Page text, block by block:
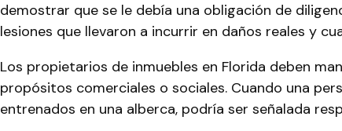
demostrar que se le debía una obligación de
lesiones que llevaron a incurrir en daños reales y
Los propietarios de inmuebles en Florida deben
propósitos comerciales o sociales. Cuando una
entrenados en una alberca, podría ser señalada